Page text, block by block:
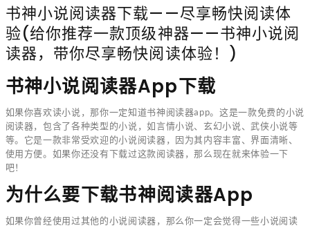
书神小说阅读器下载——尽享畅快阅读体
验(给你推荐一款顶级神器——书神小说阅
读器，带你尽享畅快阅读体验！)
书神小说阅读器app下载
如果你喜欢读小说，那你一定知道书神阅读器app。这是一款免费的小说
阅读器，包含了各种类型的小说，如言情小说、玄幻小说、武侠小说等
等。它是一款非常受欢迎的小说阅读器，因为其内容丰富、界面清晰、
使用方便。如果你还没有下载过这款阅读器，那么现在就来体验一下
吧！
为什么要下载书神阅读器app
如果你曾经使用过其他的小说阅读器，那么你一定会觉得一些小说阅读